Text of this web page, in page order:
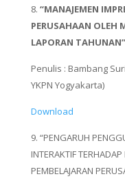
8. “MANAJEMEN
PERUSAHAAN OLEH
LAPORAN TAHUNAN”
Penulis : Bambang
YKPN Yogyakarta)
Download
9. “PENGARUH
INTERAKTIF
PEMBELAJARAN